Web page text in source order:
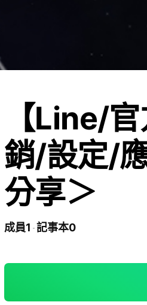
【Line/
銷/設定/
分享＞
成員1 記事本0